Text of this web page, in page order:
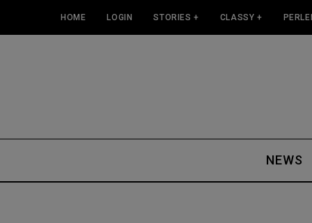
HOME LOGIN STORIES + CLASSY +
NEWS